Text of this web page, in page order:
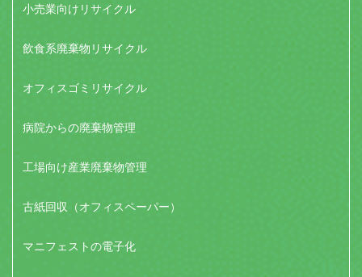
小売業向けリサイクル
飲食系廃棄物リサイクル
オフィスゴミリサイクル
病院からの廃棄物管理
工場向け産業廃棄物管理
古紙回収（オフィスペーパー）
マニフェストの電子化